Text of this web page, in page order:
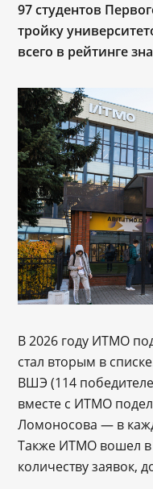
97 студентов
тройку
всего в рейтинге
В 2026 году ИТМО
стал вторым в
ВШЭ (114
вместе с ИТМО
Ломоносова — в
Также ИТМО вошел в
количеству заявок,